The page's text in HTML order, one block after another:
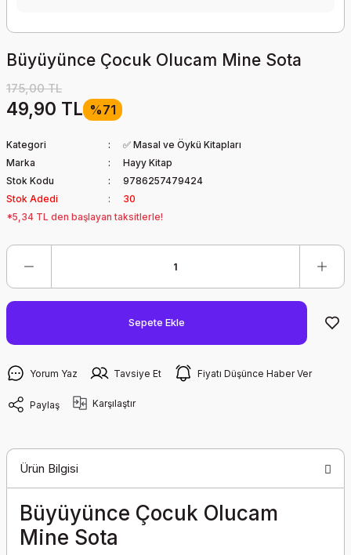
Büyüyünce Çocuk Olucam Mine Sota
175,00 TL
49,90 TL %71
Kategori
✅ Masal ve Öykü Kitapları
Marka
Hayy Kitap
Stok Kodu
9786257479424
Stok Adedi
30
*5,34 TL den başlayan taksitlerle!
Sepete Ekle
Yorum Yaz Tavsiye Et Fiyatı Düşünce Haber Ver
Paylaş Karşılaştır
Ürün Bilgisi
Büyüyünce Çocuk Olucam
Mine Sota